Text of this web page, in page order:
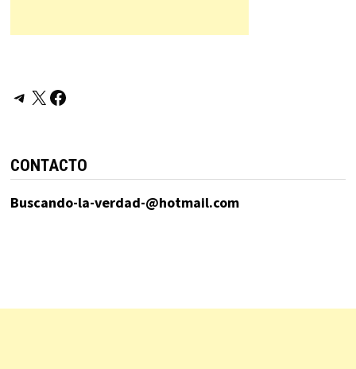
Telegram
X Facebook
CONTACTO
Buscando-la-verdad-@hotmail.com